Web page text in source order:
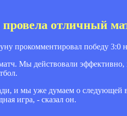
отличный
прокомментировал победу 3:0
Мы действовали эффективно,
и мы уже думаем о следующей
игра, - сказал он.